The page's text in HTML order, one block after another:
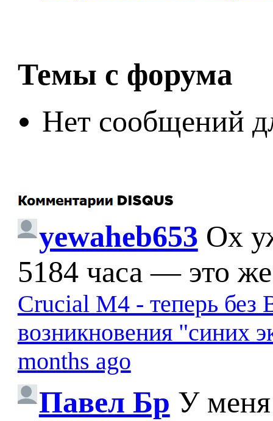
Темы с форума
Нет сообщений
yewaheb653 Ох
5184 часа — это
Crucial M4 - теперь без
возникновения "синих
months ago
Павел Бр У меня